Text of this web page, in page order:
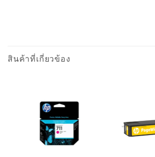
สินค้าที่เกี่ยวข้อง